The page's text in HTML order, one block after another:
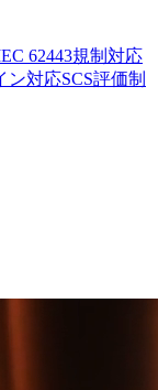
62443規制対応
ン対応SCS評価制